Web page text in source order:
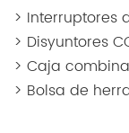
> Interruptores
> Disyuntores
> Caja
> Bolsa de